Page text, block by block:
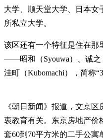
大学、顺天堂大学、日本女
所私立大学。
该区还有一个特征是住在那
——昭和（Syouwa）、诚之
洼町（Kubomachi），简称
《朝日新闻》报道，文京
衷教育有关。东京房地产价
套60到70平方米的二手公寓